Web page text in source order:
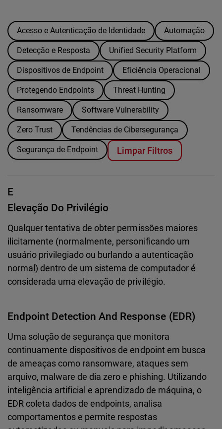
Acesso e Autenticação de Identidade Automação
Detecção e Resposta Unified Security Platform
Dispositivos de Endpoint Eficiência Operacional
Protegendo Endpoints Threat Hunting
Ransomware Software Vulnerability
Zero Trust Tendências de Cibersegurança
Segurança de Endpoint Limpar Filtros
E
Elevação Do Privilégio
Qualquer tentativa de obter permissões maiores
ilicitamente (normalmente, personificando um
usuário privilegiado ou burlando a autenticação
normal) dentro de um sistema de computador é
considerada uma elevação de privilégio.
Endpoint Detection And Response (EDR)
Uma solução de segurança que monitora
continuamente dispositivos de endpoint em busca
de ameaças como ransomware, ataques sem
arquivo, malware de dia zero e phishing. Utilizando
inteligência artificial e aprendizado de máquina, o
EDR coleta dados de endpoints, analisa
comportamentos e permite respostas